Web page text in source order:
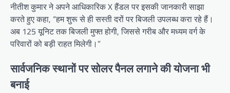
नीतीश कुमार ने अपने आधिकारिक X हैंडल पर इसकी जानकारी साझा
करते हुए कहा, “हम शुरू से ही सस्ती दरों पर बिजली उपलब्ध करा रहे हैं।
अब 125 यूनिट तक बिजली मुफ्त होगी, जिससे गरीब और मध्यम वर्ग के
परिवारों को बड़ी राहत मिलेगी।”
सार्वजनिक स्थानों पर सोलर पैनल लगाने की योजना भी
बनाई